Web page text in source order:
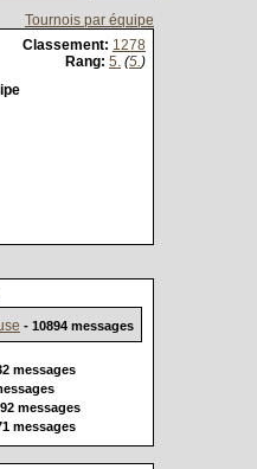
Tournois par équipe
Classement: 1278
Rang: 5. (5.)
- 10894 messages
messages
messages
messages